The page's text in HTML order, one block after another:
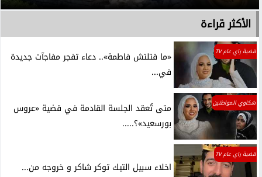
الأكثر قراءة
قضية راي عام TV
«ما قتلتش فاطمة».. دعاء تفجر مفاجآت جديدة
في...
شكاوي المواطنين
متى تُعقد الجلسة القادمة في قضية «عروس
بورسعيد»؟.....
قضية راي عام TV
اخلاء سبيل التيك توكر شاكر و خروجه من...